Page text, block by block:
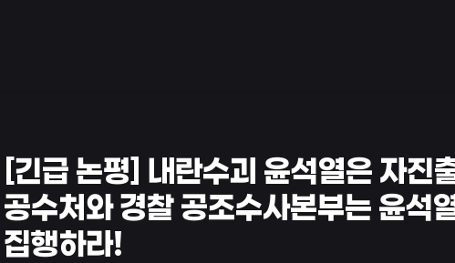
[긴급 논평] 내란수괴 윤석열은 자진
공수처와 경찰 공조수사본부는 윤석
집행하라!